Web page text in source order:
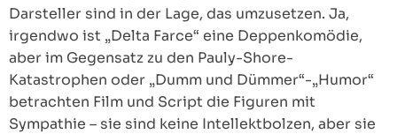
Darsteller sind in der Lage, das umzusetzen. Ja,
irgendwo ist „Delta Farce“ eine Deppenkomödie,
aber im Gegensatz zu den Pauly-Shore-
Katastrophen oder „Dumm und Dümmer“-„Humor“
betrachten Film und Script die Figuren mit
Sympathie – sie sind keine Intellektbolzen, aber sie